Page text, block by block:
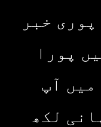
خبر
پورا
میں آپ
لکھ